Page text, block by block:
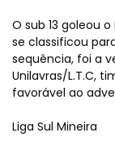
O sub 13 goleou
se classificou
sequência, foi a
Unilavras/L.T.C,
favorável ao
Liga Sul Mineira